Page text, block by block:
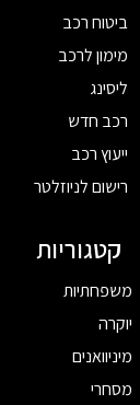
ביטוח רכב
מימון לרכב
ליסינג
רכב חדש
ייעוץ רכב
רישום לניוזלטר
קטגוריות
משפחתיות
יוקרה
מיניוואנים
מסחרי